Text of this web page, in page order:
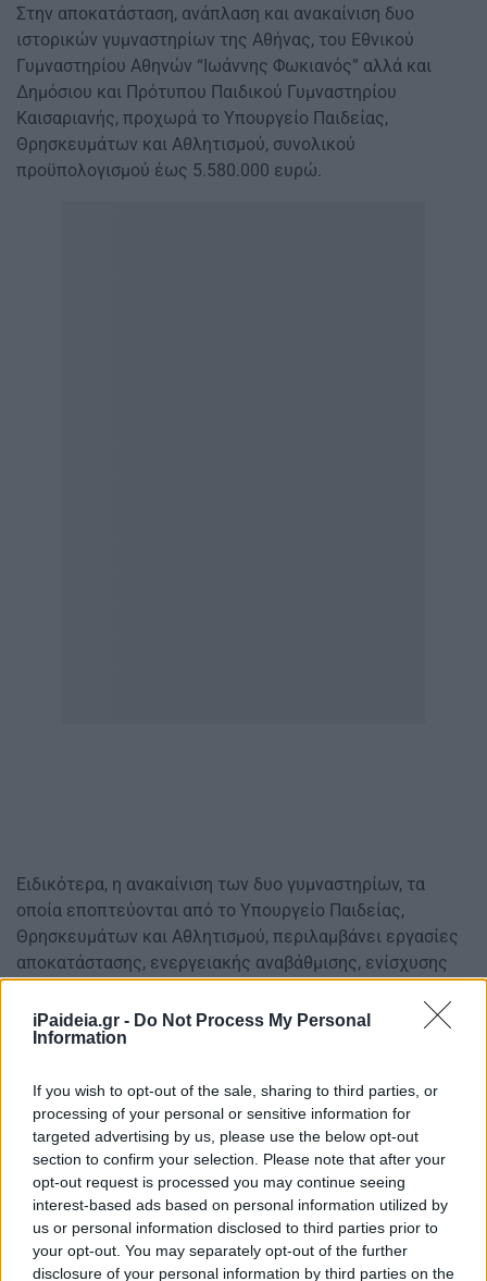
iPaideia.gr - Do Not Process My Personal
Information
If you wish to opt-out of the sale, sharing to third parties, or
processing of your personal or sensitive information for
targeted advertising by us, please use the below opt-out
section to confirm your selection. Please note that after your
opt-out request is processed you may continue seeing
interest-based ads based on personal information utilized by
us or personal information disclosed to third parties prior to
your opt-out. You may separately opt-out of the further
disclosure of your personal information by third parties on the
Στην αποκατάσταση, ανάπλαση και ανακαίνιση δυο
ιστορικών γυμναστηρίων της Αθήνας, του Εθνικού
Γυμναστηρίου Αθηνών “Ιωάννης Φωκιανός” αλλά και
Δημόσιου και Πρότυπου Παιδικού Γυμναστηρίου
Καισαριανής, προχωρά το Υπουργείο Παιδείας,
Θρησκευμάτων και Αθλητισμού, συνολικού
προϋπολογισμού έως 5.580.000 ευρώ.
Ειδικότερα, η ανακαίνιση των δυο γυμναστηρίων, τα
οποία εποπτεύονται από το Υπουργείο Παιδείας,
Θρησκευμάτων και Αθλητισμού, περιλαμβάνει εργασίες
αποκατάστασης, ενεργειακής αναβάθμισης, ενίσχυσης
υποδομών ασφαλείας (πυρασφάλεια, αντισεισμική
προστασία) και διαμόρφωση του περιβάλλοντος χώρου.
Στο πλαίσιο της αθλητικής παιδείας και της βιωματικής
μάθησης, στους χώρους των δυο γυμναστηρίων
διεξάγονται δραστηριότητες γνωριμίας με Ολυμπιακά
και μη διαδεδομένα αθλήματα, σε κινητικές δεξιότητες
προσαρμοσμένες στην ηλικία των μαθητών/τριών,
καθώς και εκπαιδευτικές ξεναγήσεις στο αθλητικό
μουσείο του Γυμναστηρίου «Ι. Φωκιανός», στον Εθνικό
Κήπο, αλλά και στο Σκοπευτήριο Καισαριανής.